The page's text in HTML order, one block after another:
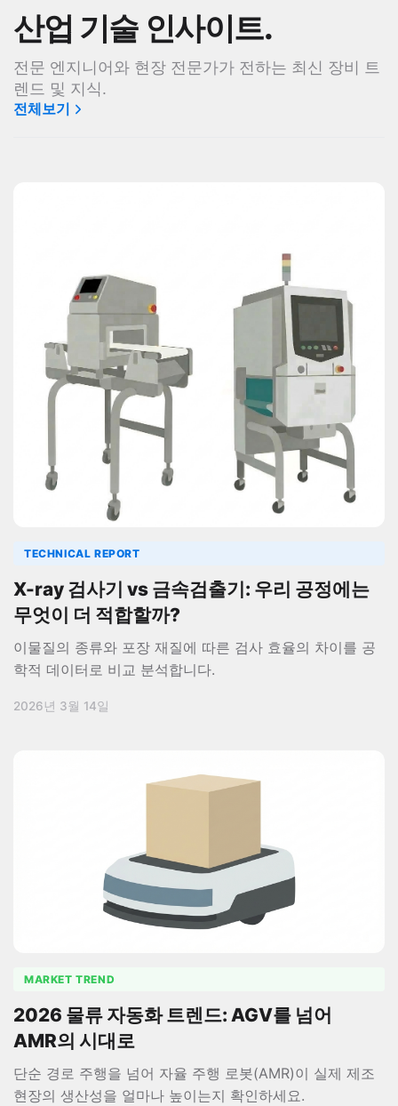
산업 기술 인사이트.
전문 엔지니어와 현장 전문가가 전하는 최신 장비 트
렌드 및 지식.
전체보기
TECHNICAL REPORT
X-ray 검사기 vs 금속검출기: 우리 공정에는
무엇이 더 적합할까?
이물질의 종류와 포장 재질에 따른 검사 효율의 차이를 공
학적 데이터로 비교 분석합니다.
2026년 3월 14일
MARKET TREND
2026 물류 자동화 트렌드: AGV를 넘어
AMR의 시대로
단순 경로 주행을 넘어 자율 주행 로봇(AMR)이 실제 제조
현장의 생산성을 얼마나 높이는지 확인하세요.